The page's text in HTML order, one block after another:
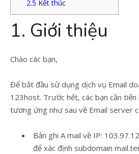
2.5 Kết thúc
1. Giới thiệu
Chào các bạn,
Để bắt đầu sử dụng dịch vụ Email
123host. Trước hết, các bạn cần
tương ứng như sau về Email server
Bản ghi A mail về IP:
để xác định subdomain